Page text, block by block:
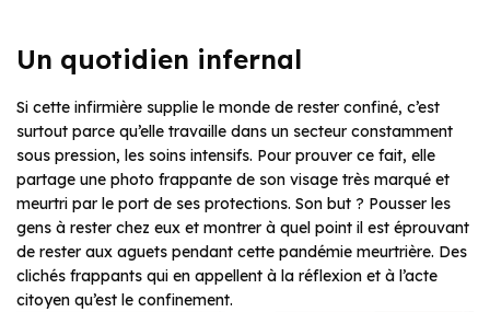
Un quotidien infernal
Si cette infirmière supplie le monde de rester confiné, c’est
surtout parce qu’elle travaille dans un secteur constamment
sous pression, les soins intensifs. Pour prouver ce fait, elle
partage une photo frappante de son visage très marqué et
meurtri par le port de ses protections. Son but ? Pousser les
gens à rester chez eux et montrer à quel point il est éprouvant
de rester aux aguets pendant cette pandémie meurtrière. Des
clichés frappants qui en appellent à la réflexion et à l’acte
citoyen qu’est le confinement.